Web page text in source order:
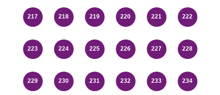
217 218 219 220 221 222
223 224 225 226 227 228
229 230 231 232 233 234